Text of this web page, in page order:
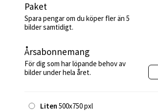
Paket
Spara pengar om du köper fler än 5
bilder samtidigt.
Årsabonnemang
För dig som har löpande behov av
bilder under hela året.
Liten 500x750 pxl